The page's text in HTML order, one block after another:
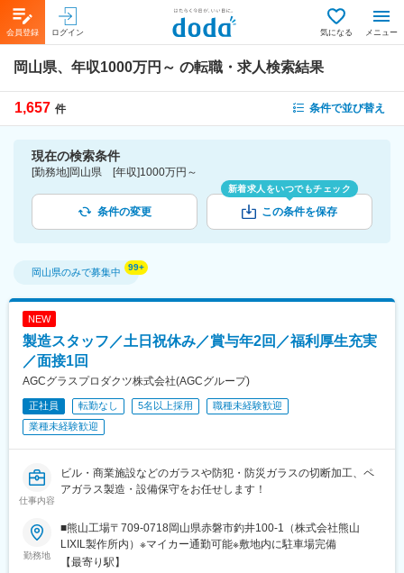
会員登録 ログイン 気になる メニュー
岡山県、年収1000万円～ の転職・求人検索結果
1,657 件 条件で並び替え
現在の検索条件
[勤務地]岡山県 [年収]1000万円～
条件の変更
新着求人をいつでもチェック
この条件を保存
岡山県のみで募集中
NEW
製造スタッフ／土日祝休み／賞与年2回／福利厚生充実
／面接1回
AGCグラスプロダクツ株式会社(AGCグループ)
正社員 転勤なし 5名以上採用
職種未経験歓迎
業種未経験歓迎
仕事内容
ビル・商業施設などのガラスや防犯・防災ガラスの切断加工、ペ
アガラス製造・設備保守をお任せします！
勤務地
■熊山工場〒709-0718岡山県赤磐市釣井100-1（株式会社熊山
LIXIL製作所内）※マイカー通勤可能※敷地内に駐車場完備
【最寄り駅】